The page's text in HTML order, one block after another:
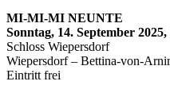
MI-MI-MI NEUNTE
Sonntag, 14. September
Schloss Wiepersdorf
Wiepersdorf – Bettina-von-
Eintritt frei